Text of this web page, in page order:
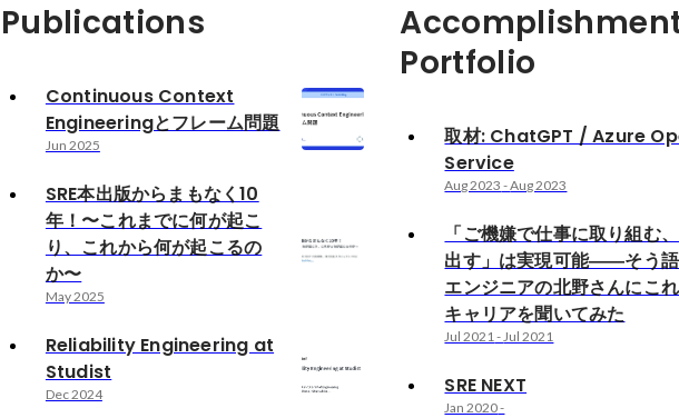
Publications
Continuous Context
Engineeringとフレーム問題
Jun 2025
SRE本出版からまもなく10
年！〜これまでに何が起こ
り、これから何が起こるの
か〜
May 2025
Reliability Engineering at
Studist
Dec 2024
Portfolio
取材: ChatGPT / Azure
Service
Aug 2023 -Aug 2023
「ご機嫌で仕事に取り組む
出す」は実現可能――そう語
エンジニアの北野さんにこ
キャリアを聞いてみた
Jul 2021-Jul 2021
SRE NEXT
Jan 2020-